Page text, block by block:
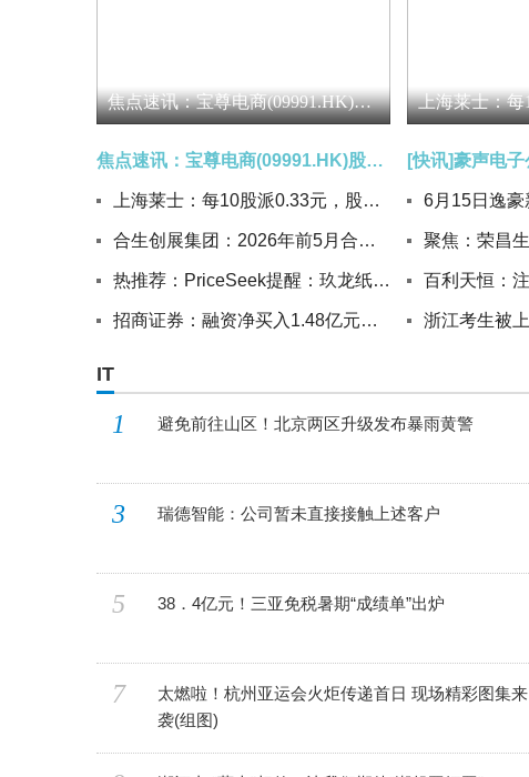
焦点速讯：宝尊电商(09991.HK)股东周年大会通过回购授权 获99.44%赞成票
焦点速讯：宝尊电商(09991.HK)股东周年大会通过回购授权 获99.44%赞成票
上海莱士：每10股派0.33元，股权登记日为6月23日
合生创展集团：2026年前5月合约销售27.9亿元 今日关注
热推荐：PriceSeek提醒：玖龙纸业上调牛卡类产品出厂价格
招商证券：融资净买入1.48亿元，融资余额28.69亿元
IT
1 避免前往山区！北京两区升级发布暴雨黄警
3 瑞德智能：公司暂未直接接触上述客户
5 38．4亿元！三亚免税暑期“成绩单”出炉
7
太燃啦！杭州亚运会火炬传递首日 现场精彩图集来
袭(组图)